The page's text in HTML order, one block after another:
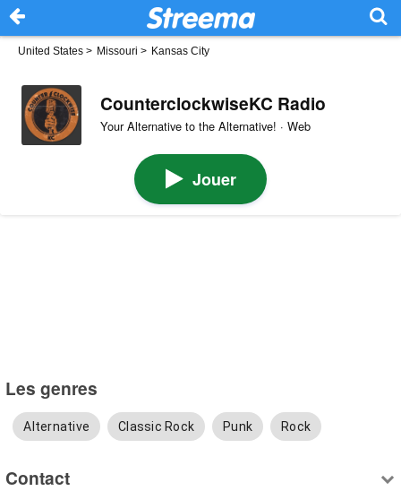
United States > Missouri > Kansas City
CounterclockwiseKC Radio
Your Alternative to the Alternative! · Web
Jouer
Les genres
Alternative Classic Rock Punk Rock
Contact